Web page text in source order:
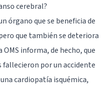
cerebral?
órgano que se beneficia de
que también se deteriora
OMS informa, de hecho, que
fallecieron por un accidente
cardiopatía isquémica,